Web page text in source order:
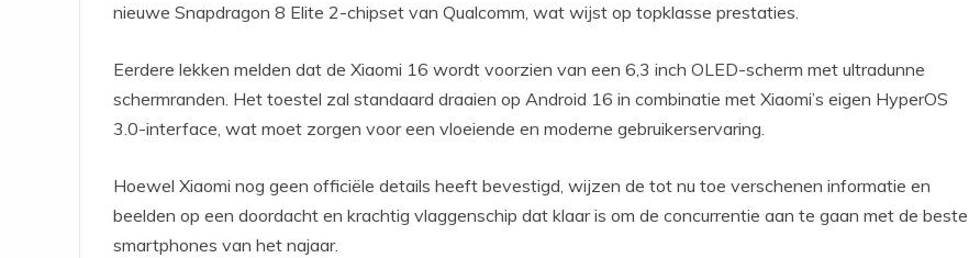
nieuwe Snapdragon 8 Elite 2-chipset van Qualcomm, wat wijst op topklasse prestaties.
Eerdere lekken melden dat de Xiaomi 16 wordt voorzien van een 6,3 inch OLED-scherm met ultradunne
schermranden. Het toestel zal standaard draaien op Android 16 in combinatie met Xiaomi’s eigen HyperOS
3.0-interface, wat moet zorgen voor een vloeiende en moderne gebruikerservaring.
Hoewel Xiaomi nog geen officiële details heeft bevestigd, wijzen de tot nu toe verschenen informatie en
beelden op een doordacht en krachtig vlaggenschip dat klaar is om de concurrentie aan te gaan met de beste
smartphones van het najaar.